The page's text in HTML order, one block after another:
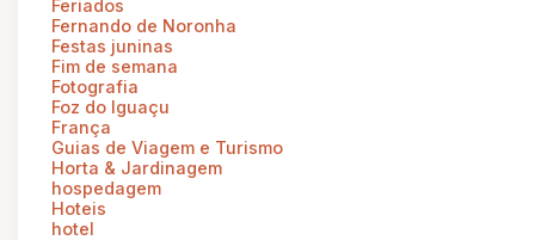
Feriados
Fernando de Noronha
Festas juninas
Fim de semana
Fotografia
Foz do Iguaçu
França
Guias de Viagem e Turismo
Horta & Jardinagem
hospedagem
Hoteis
hotel